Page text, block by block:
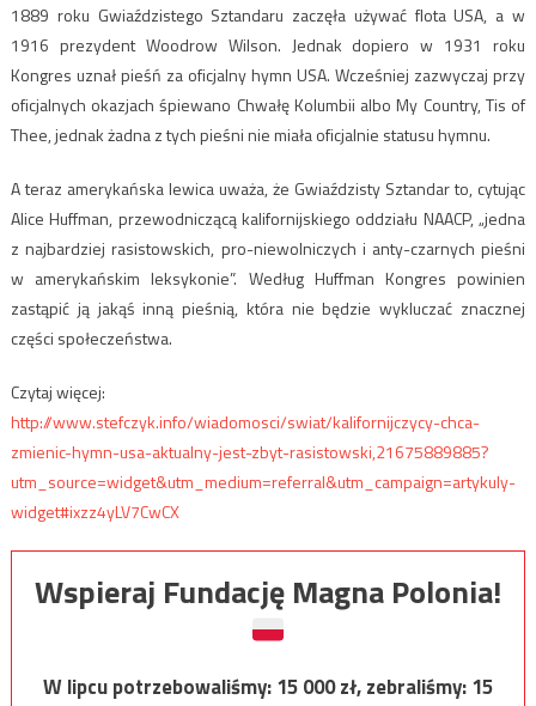
1889 roku Gwiaździstego Sztandaru zaczęła używać flota USA, a w
1916 prezydent Woodrow Wilson. Jednak dopiero w 1931 roku
Kongres uznał pieśń za oficjalny hymn USA. Wcześniej zazwyczaj przy
oficjalnych okazjach śpiewano Chwałę Kolumbii albo My Country, Tis of
Thee, jednak żadna z tych pieśni nie miała oficjalnie statusu hymnu.
A teraz amerykańska lewica uważa, że Gwiaździsty Sztandar to, cytując
Alice Huffman, przewodniczącą kalifornijskiego oddziału NAACP, „jedna
z najbardziej rasistowskich, pro-niewolniczych i anty-czarnych pieśni
w amerykańskim leksykonie”. Według Huffman Kongres powinien
zastąpić ją jakąś inną pieśnią, która nie będzie wykluczać znacznej
części społeczeństwa.
Czytaj więcej:
http://www.stefczyk.info/wiadomosci/swiat/kalifornijczycy-chca-
zmienic-hymn-usa-aktualny-jest-zbyt-rasistowski,21675889885?
utm_source=widget&utm_medium=referral&utm_campaign=artykuly-
widget#ixzz4yLV7CwCX
Wspieraj Fundację Magna Polonia!
W lipcu potrzebowaliśmy:15 000zł, zebraliśmy:15